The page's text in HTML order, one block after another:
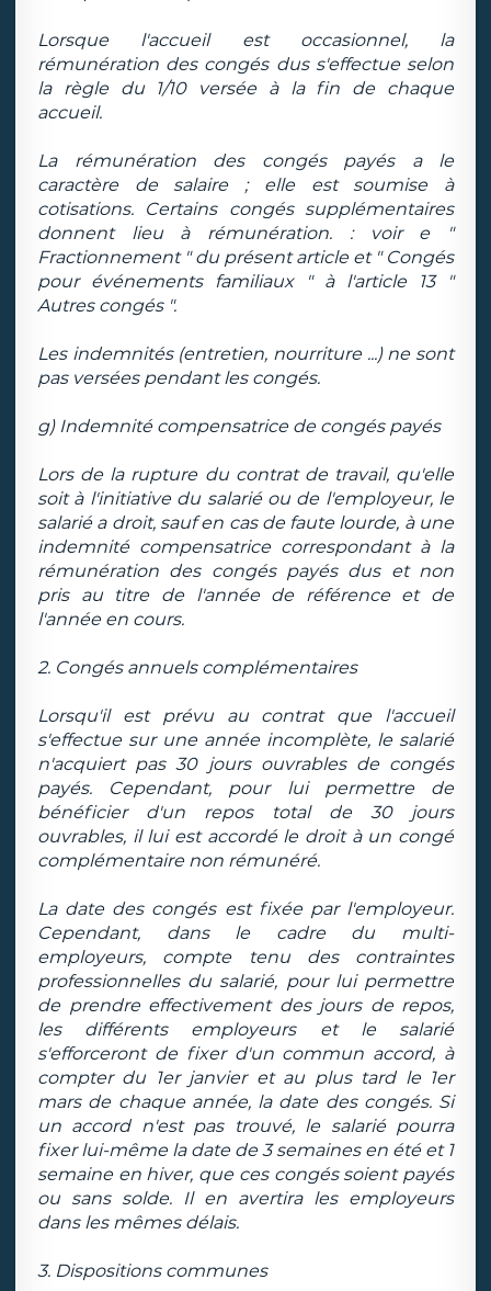
Lorsque l'accueil est occasionnel, la
rémunération des congés dus s'effectue selon
la règle du 1/10 versée à la fin de chaque
accueil.
La rémunération des congés payés a le
caractère de salaire ; elle est soumise à
cotisations. Certains congés supplémentaires
donnent lieu à rémunération. : voir e "
Fractionnement " du présent article et " Congés
pour événements familiaux " à l'article 13 "
Autres congés ".
Les indemnités (entretien, nourriture ...) ne sont
pas versées pendant les congés.
g) Indemnité compensatrice de congés payés
Lors de la rupture du contrat de travail, qu'elle
soit à l'initiative du salarié ou de l'employeur, le
salarié a droit, sauf en cas de faute lourde, à une
indemnité compensatrice correspondant à la
rémunération des congés payés dus et non
pris au titre de l'année de référence et de
l'année en cours.
2. Congés annuels complémentaires
Lorsqu'il est prévu au contrat que l'accueil
s'effectue sur une année incomplète, le salarié
n'acquiert pas 30 jours ouvrables de congés
payés. Cependant, pour lui permettre de
bénéficier d'un repos total de 30 jours
ouvrables, il lui est accordé le droit à un congé
complémentaire non rémunéré.
La date des congés est fixée par l'employeur.
Cependant, dans le cadre du multi-
employeurs, compte tenu des contraintes
professionnelles du salarié, pour lui permettre
de prendre effectivement des jours de repos,
les différents employeurs et le salarié
s'efforceront de fixer d'un commun accord, à
compter du 1er janvier et au plus tard le 1er
mars de chaque année, la date des congés. Si
un accord n'est pas trouvé, le salarié pourra
fixer lui-même la date de 3 semaines en été et 1
semaine en hiver, que ces congés soient payés
ou sans solde. Il en avertira les employeurs
dans les mêmes délais.
3. Dispositions communes